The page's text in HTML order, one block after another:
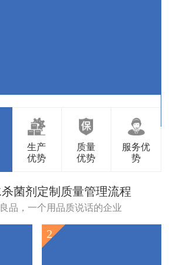
生产
优势
质量
优势
服务优
势
菌剂定制质量管理流程
品，一个用品质说话的企业
2